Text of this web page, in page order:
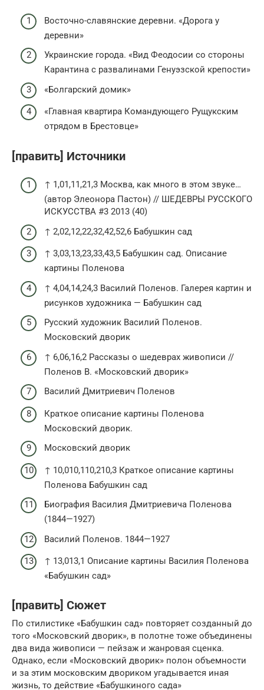
Восточно-славянские деревни. «Дорога у
деревни»
Украинские города. «Вид Феодосии со стороны
Карантина с развалинами Генуэзской крепости»
«Болгарский домик»
«Главная квартира Командующего Рущукским
отрядом в Брестовце»
[править] Источники
↑ 1,01,11,21,3 Москва, как много в этом звуке…
(автор Элеонора Пастон) // ШЕДЕВРЫ РУССКОГО
ИСКУССТВА #3 2013 (40)
↑ 2,02,12,22,32,42,52,6 Бабушкин сад
↑ 3,03,13,23,33,43,5 Бабушкин сад. Описание
картины Поленова
↑ 4,04,14,24,3 Василий Поленов. Галерея картин и
рисунков художника — Бабушкин сад
Русский художник Василий Поленов.
Московский дворик
↑ 6,06,16,2 Рассказы о шедеврах живописи //
Поленов В. «Московский дворик»
Василий Дмитриевич Поленов
Краткое описание картины Поленова
Московский дворик.
Московский дворик
↑ 10,010,110,210,3 Краткое описание картины
Поленова Бабушкин сад
Биография Василия Дмитриевича Поленова
(1844—1927)
Василий Поленов. 1844—1927
↑ 13,013,1 Описание картины Василия Поленова
«Бабушкин сад»
[править] Сюжет
По стилистике «Бабушкин сад» повторяет созданный до
того «Московский дворик», в полотне тоже объединены
два вида живописи — пейзаж и жанровая сценка.
Однако, если «Московский дворик» полон объемности
и за этим московским двориком угадывается иная
жизнь, то действие «Бабушкиного сада»